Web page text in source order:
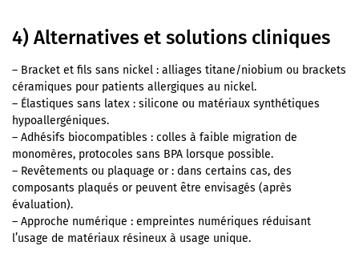
4) Alternatives et solutions cliniques
– Bracket et fils sans nickel : alliages titane/niobium ou brackets
céramiques pour patients allergiques au nickel.
– Élastiques sans latex : silicone ou matériaux synthétiques
hypoallergéniques.
– Adhésifs biocompatibles : colles à faible migration de
monomères, protocoles sans BPA lorsque possible.
– Revêtements ou plaquage or : dans certains cas, des
composants plaqués or peuvent être envisagés (après
évaluation).
– Approche numérique : empreintes numériques réduisant
l’usage de matériaux résineux à usage unique.